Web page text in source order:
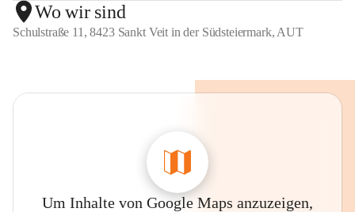
Wo wir sind
Schulstraße 11, 8423 Sankt Veit in der Südsteiermark, AUT
Um Inhalte von Google Maps anzuzeigen,